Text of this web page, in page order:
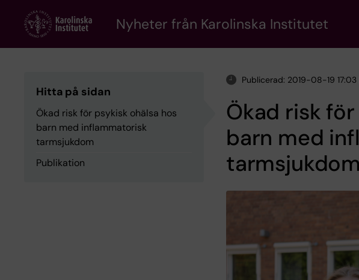
content
Nyheter från Karolinska Institutet
Hitta på sidan
Ökad risk för psykisk ohälsa hos
barn med inflammatorisk
tarmsjukdom
Publikation
Publicerad: 2019-08-19
Ökad risk
barn med
tarmsjukdom